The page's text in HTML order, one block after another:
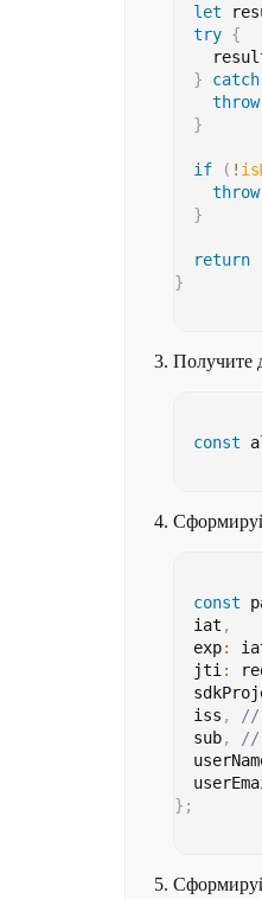
let
try {
}
catch
throw
}
if ( !
throw
}
return
}
Получите
const
const
  iat
,
  exp
:
  jti
:
  iss
,
//
  sub
,
//
} ;